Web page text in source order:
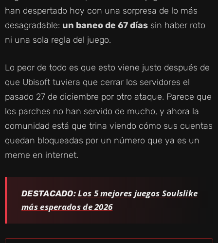
han despertado hoy con una sorpresa de lo más
desagradable: un baneo de 67 días sin haber roto
ni una sola regla del juego.
Lo peor de todo es que esto viene justo después de
que Ubisoft tuviera que cerrar los servidores el
pasado 27 de diciembre por otro ataque. Parece que
los parches no han servido de mucho, y ahora la
comunidad está que trina viendo cómo sus cuentas
quedan bloqueadas por un número que ya es un
meme en internet.
DESTACADO:Los 5 mejores juegos Soulslike
más esperados de 2026